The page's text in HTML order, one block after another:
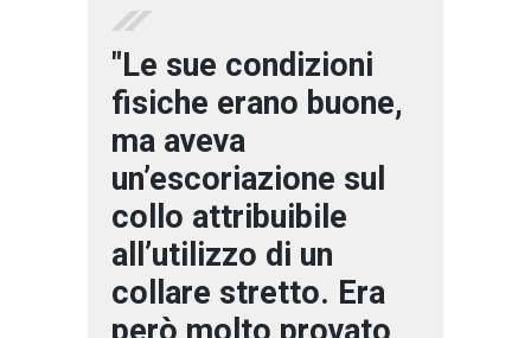
"Le sue condizioni
fisiche erano buone,
ma aveva
un’escoriazione sul
collo attribuibile
all’utilizzo di un
collare stretto. Era